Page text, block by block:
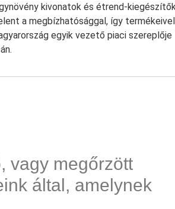
kivonatok és étrend-
a megbízhatósággal, így
egyik vezető piaci szereplője
vagy megőrzött
által, amelynek